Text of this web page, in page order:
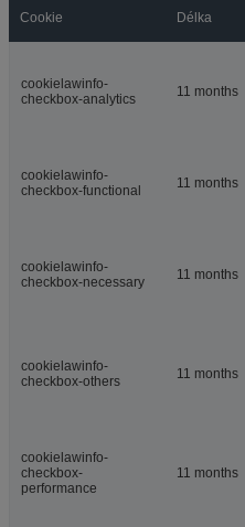
Cookie Délka
cookielawinfo-
checkbox-analytics
11 months
cookielawinfo-
checkbox-functional
11 months
cookielawinfo-
checkbox-necessary
11 months
cookielawinfo-
checkbox-others
11 months
cookielawinfo-
checkbox-
performance
11 months